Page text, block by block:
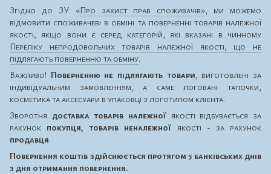
Згідно до ЗУ «Про захист прав споживачів», ми можемо
відмовити споживачеві в обміні та поверненні товарів належної
якості, якщо вони є серед категорій, які вказані в чинному
Переліку непродовольчих товарів належної якості, що не
підлягають поверненню та обміну.
Важливо! Поверненню не підлягають товари, виготовлені за
індивідуальним замовленням, а саме логовані тапочки,
косметика та аксесуари в упаковці з логотипом клієнта.
Зворотня доставка товарів належної якості відбувається за
рахунок покупця, товарів неналежної якості - за рахунок
продавця.
Повернення коштів здійснюється протягом 5 банківських днів
з дня отримання повернення.